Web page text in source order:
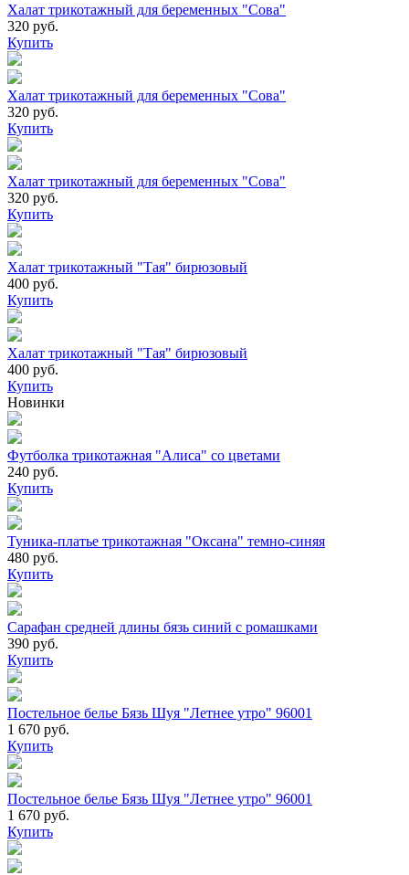
Халат трикотажный для беременных "Сова"
320 руб.
Купить
Халат трикотажный для беременных "Сова"
320 руб.
Купить
Халат трикотажный для беременных "Сова"
320 руб.
Купить
Халат трикотажный "Тая" бирюзовый
400 руб.
Купить
Халат трикотажный "Тая" бирюзовый
400 руб.
Купить
Новинки
Футболка трикотажная "Алиса" со цветами
240 руб.
Купить
Туника-платье трикотажная "Оксана" темно-синяя
480 руб.
Купить
Сарафан средней длины бязь синий с ромашками
390 руб.
Купить
Постельное белье Бязь Шуя "Летнее утро" 96001
1 670 руб.
Купить
Постельное белье Бязь Шуя "Летнее утро" 96001
1 670 руб.
Купить